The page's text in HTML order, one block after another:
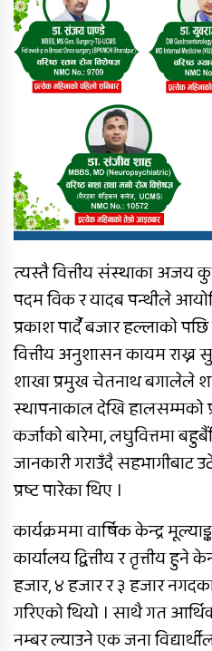
त्यस्तै वित्तीय संस्थाका अजय
पदम विक र यादब पन्थीले
प्रकाश पार्दै बजार हल्लाको
वित्तीय अनुशासन कायम राख्न
शाखा प्रमुख चेतनाथ बगालेले
स्थापनाकाल देखि हालसम्मको
कर्जाको बारेमा, लघुवित्तमा
जानकारी गराउँदै सहभागीबाट
प्रष्ट पारेका थिए ।
कार्यक्रममा वार्षिक केन्द्र
कार्यालय द्वित्तीय र तृत्तीय
हजार, ४ हजार र ३ हजार
गरिएको थियो । साथै गत
नम्बर ल्याउने एक जना